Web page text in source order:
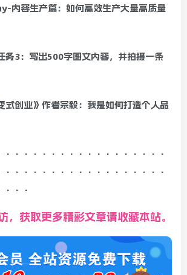
内容生产篇：如何高效生产大量高质量
务3：写出500字图文内容，并拍摄一条
式创业》作者宗毅：我是如何打造个人品
，获取更多精彩文章请收藏本站。